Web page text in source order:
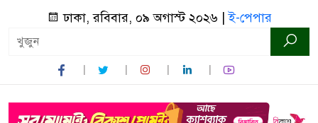
ঢাকা, রবিবার, ০৯ অগাস্ট ২০২৬ |ই-পেপার